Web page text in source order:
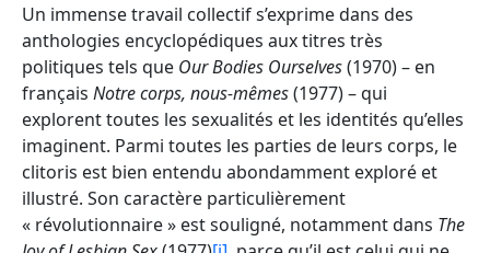
Un immense travail collectif s’exprime dans des
anthologies encyclopédiques aux titres très
politiques tels que Our Bodies Ourselves(1970) – en
français Notre corps, nous-mêmes(1977) – qui
explorent toutes les sexualités et les identités qu’elles
imaginent. Parmi toutes les parties de leurs corps, le
clitoris est bien entendu abondamment exploré et
illustré. Son caractère particulièrement
« révolutionnaire » est souligné, notamment dans The